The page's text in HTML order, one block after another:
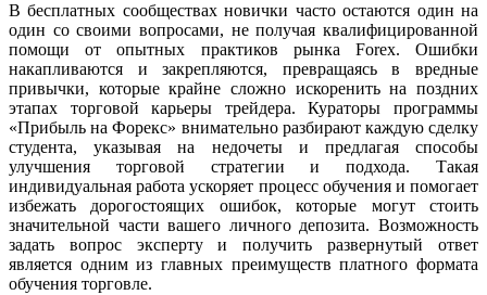
В бесплатных сообществах новички часто остаются один на
один со своими вопросами, не получая квалифицированной
помощи от опытных практиков рынка Forex. Ошибки
накапливаются и закрепляются, превращаясь в вредные
привычки, которые крайне сложно искоренить на поздних
этапах торговой карьеры трейдера. Кураторы программы
«Прибыль на Форекс» внимательно разбирают каждую сделку
студента, указывая на недочеты и предлагая способы
улучшения торговой стратегии и подхода. Такая
индивидуальная работа ускоряет процесс обучения и помогает
избежать дорогостоящих ошибок, которые могут стоить
значительной части вашего личного депозита. Возможность
задать вопрос эксперту и получить развернутый ответ
является одним из главных преимуществ платного формата
обучения торговле.